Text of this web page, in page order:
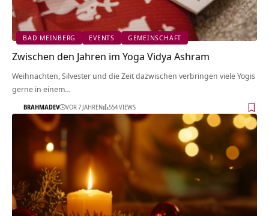
BAD MEINBERG EVENTS GEMEINSCHAFT
Zwischen den Jahren im Yoga Vidya Ashram
Weihnachten, Silvester und die Zeit dazwischen verbringen viele Yogis
gerne in einem…
BRAHMADEV VOR 7 JAHREN 554 VIEWS